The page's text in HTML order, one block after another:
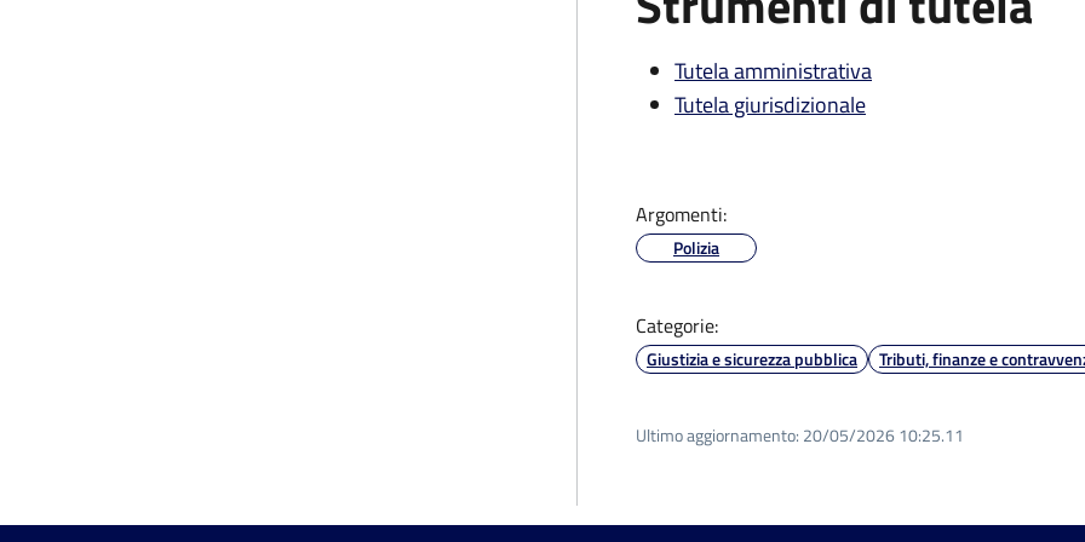
Tutela amministrativa
Tutela giurisdizionale
Argomenti:
Polizia
Categorie:
Giustizia e sicurezza pubblica Tributi, finanze e
Ultimo aggiornamento: 20/05/2026 10:25.11